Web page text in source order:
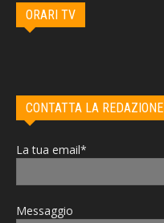
ORARI TV
CONTATTA LA REDAZIONE
La tua email*
Messaggio